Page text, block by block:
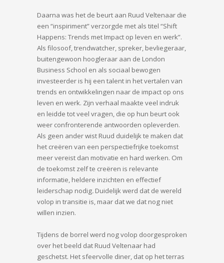
Daarna was het de beurt aan Ruud Veltenaar die
een “inspiriment” verzorgde met als titel “Shift
Happens: Trends met Impact op leven en werk”.
Als filosoof, trendwatcher, spreker, bevliegeraar,
buitengewoon hoogleraar aan de London
Business School en als sociaal bewogen
investeerder is hij een talent in het vertalen van
trends en ontwikkelingen naar de impact op ons
leven en werk. Zijn verhaal maakte veel indruk
en leidde tot veel vragen, die op hun beurt ook
weer confronterende antwoorden opleverden.
Als geen ander wist Ruud duidelijk te maken dat
het creëren van een perspectiefrijke toekomst
meer vereist dan motivatie en hard werken. Om
de toekomst zelf te creëren is relevante
informatie, heldere inzichten en effectief
leiderschap nodig. Duidelijk werd dat de wereld
volop in transitie is, maar dat we dat nog niet
willen inzien.
Tijdens de borrel werd nog volop doorgesproken
over het beeld dat Ruud Veltenaar had
geschetst. Het sfeervolle diner, dat op het terras